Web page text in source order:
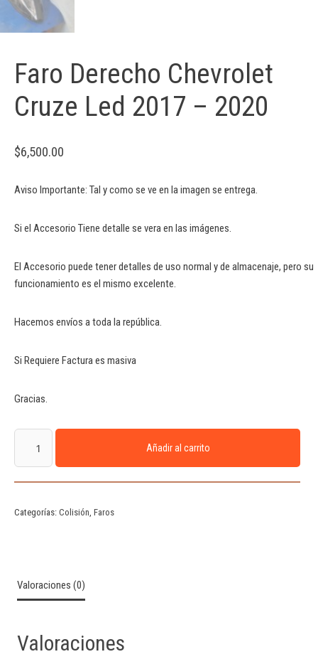
Faro Derecho Chevrolet
Cruze Led 2017 – 2020
$6,500.00
Aviso Importante: Tal y como se ve en la imagen se entrega.
Si el Accesorio Tiene detalle se vera en las imágenes.
El Accesorio puede tener detalles de uso normal y de almacenaje, pero su
funcionamiento es el mismo excelente.
Hacemos envíos a toda la república.
Si Requiere Factura es masiva
Gracias.
Añadir al carrito
Categorías: Colisión, Faros
Valoraciones (0)
Valoraciones